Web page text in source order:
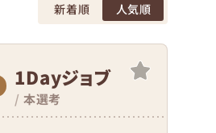
新着順 人気順
1Dayジョブ
/ 本選考